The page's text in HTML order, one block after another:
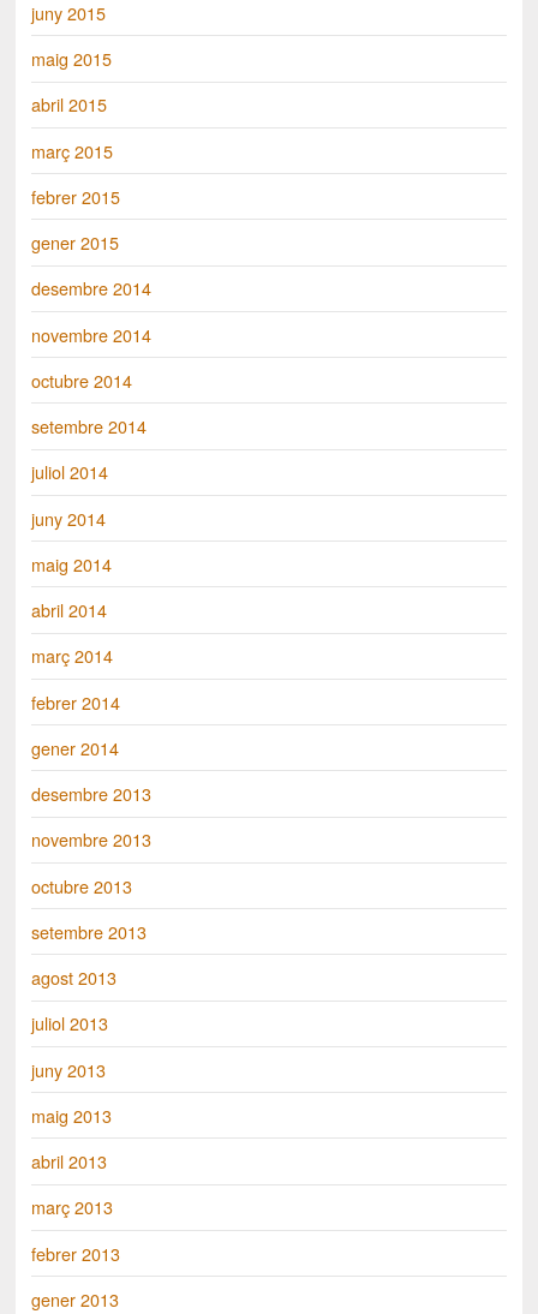
juny 2015
maig 2015
abril 2015
març 2015
febrer 2015
gener 2015
desembre 2014
novembre 2014
octubre 2014
setembre 2014
juliol 2014
juny 2014
maig 2014
abril 2014
març 2014
febrer 2014
gener 2014
desembre 2013
novembre 2013
octubre 2013
setembre 2013
agost 2013
juliol 2013
juny 2013
maig 2013
abril 2013
març 2013
febrer 2013
gener 2013